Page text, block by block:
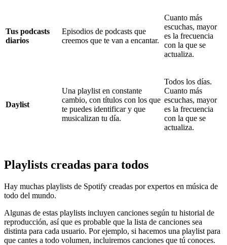
Tus podcasts
diarios
Episodios de podcasts que
creemos que te van a encantar.
Cuanto más
escuchas, mayor
es la frecuencia
con la que se
actualiza.
Daylist
Una playlist en constante
cambio, con títulos con los que
te puedes identificar y que
musicalizan tu día.
Todos los días.
Cuanto más
escuchas, mayor
es la frecuencia
con la que se
actualiza.
Playlists creadas para todos
Hay muchas playlists de Spotify creadas por expertos en música de
todo del mundo.
Algunas de estas playlists incluyen canciones según tu historial de
reproducción, así que es probable que la lista de canciones sea
distinta para cada usuario. Por ejemplo, si hacemos una playlist para
que cantes a todo volumen, incluiremos canciones que tú conoces.